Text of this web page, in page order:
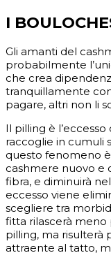
I
Gli amanti del
probabilmente
che crea
tranquillamente
pagare, altri non li
Il pilling è
raccoglie in cumuli
questo fenomeno
cashmere nuovo e
fibra, e diminuirà
eccesso viene
scegliere tra
fitta rilascerà
pilling, ma risulterà
attraente al tatto,